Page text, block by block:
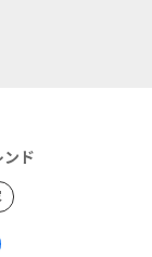
ド